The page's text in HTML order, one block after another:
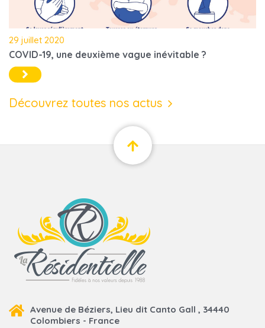
29 juillet 2020
COVID-19, une deuxième vague inévitable ?
Découvrez toutes nos actus
Avenue de Béziers, Lieu dit Canto Gall , 34440
Colombiers - France